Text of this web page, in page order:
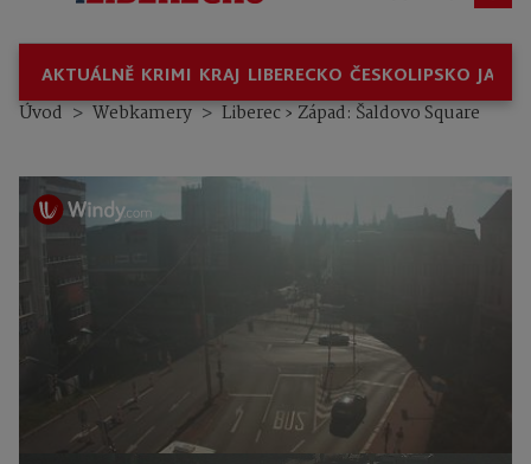
AKTUÁLNĚ KRIMI KRAJ LIBERECKO ČESKOLIPSKO
Úvod Webkamery Liberec › Západ: Šaldovo Square